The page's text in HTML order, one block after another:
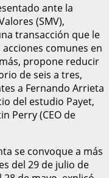
ante la
(SMV),
transacción que le
comunes en
propone reducir
de seis a tres,
a Fernando Arrieta
del estudio Payet,
Perry (CEO de
se convoque a más
del 29 de julio de